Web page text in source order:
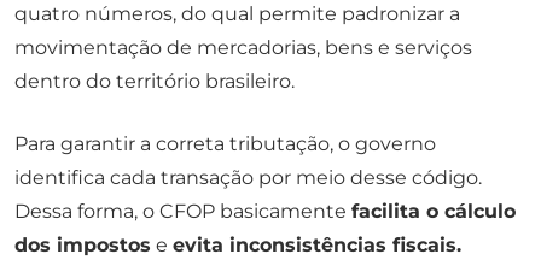
quatro números, do qual permite padronizar a
movimentação de mercadorias, bens e serviços
dentro do território brasileiro.
Para garantir a correta tributação, o governo
identifica cada transação por meio desse código.
Dessa forma, o CFOP basicamente facilita o cálculo
dos impostos e evita inconsistências fiscais.